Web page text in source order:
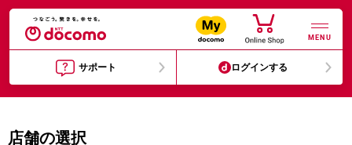
MENU
サポート ログインする
店舗の選択